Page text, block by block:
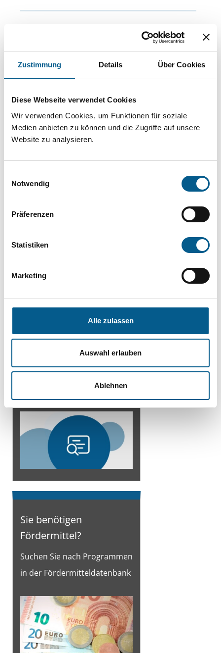
Zustimmung Details Über Cookies
Diese Webseite verwendet Cookies
Wir verwenden Cookies, um Funktionen für soziale
Medien anbieten zu können und die Zugriffe auf unsere
Website zu analysieren.
Notwendig
Präferenzen
Statistiken
Marketing
Alle zulassen
Auswahl erlauben
Ablehnen
Mehr Informationen zur App
Niedersachsen/Bremen jetzt
Sie wollen aktiv werden?
Freiwilligenagentur in Ihrer
Sie benötigen
Fördermittel?
Suchen Sie nach Programmen
in der Fördermitteldatenbank